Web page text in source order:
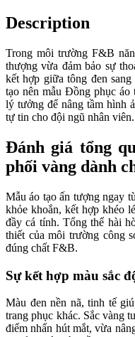
Description
Trong môi trường F&B
thượng vừa đảm bảo sự
kết hợp giữa tông đen
tạo nên mẫu Đồng phục
lý tưởng để nâng tầm hình
tự tin cho đội ngũ nhân viên.
Đánh giá tổng
phối vàng dành
Mẫu áo tạo ấn tượng ngay
khỏe khoắn, kết hợp khéo
đầy cá tính. Tổng thể hài
thiết của môi trường công
đúng chất F&B.
Sự kết hợp màu sắc
Màu đen nền nã, tinh tế
trang phục khác. Sắc vàng
điểm nhấn hút mắt, vừa